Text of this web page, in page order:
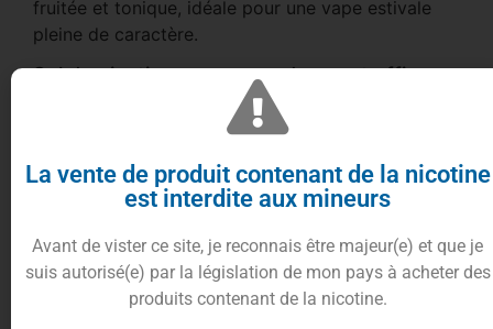
fruitée et tonique, idéale pour une vape estivale
pleine de caractère.
Sel de nicotine : une vape douce et efficace
Formulé en sel de nicotine, le Blueberry Raspberry
de la nicotine et un hit en gorge plus doux qu’un e-
liquide classique.
élevé tout en conservant une sensation de vape
fluide et agréable, parfaitement adaptée aux
vapoteurs utilisant des pods ou cigarettes
La vente de produit contenant de la nicotine
est interdite aux mineurs
Avant de vister ce site, je reconnais être majeur(e) et que je
suis autorisé(e) par la législation de mon pays à acheter des
produits contenant de la nicotine.